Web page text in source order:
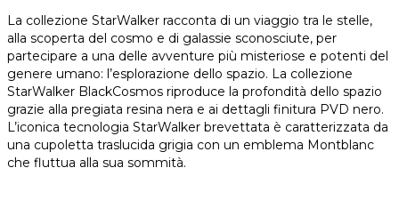
La collezione StarWalker racconta di un viaggio tra le stelle,
alla scoperta del cosmo e di galassie sconosciute, per
partecipare a una delle avventure più misteriose e potenti del
genere umano: l’esplorazione dello spazio. La collezione
StarWalker BlackCosmos riproduce la profondità dello spazio
grazie alla pregiata resina nera e ai dettagli finitura PVD nero.
L’iconica tecnologia StarWalker brevettata è caratterizzata da
una cupoletta traslucida grigia con un emblema Montblanc
che fluttua alla sua sommità.